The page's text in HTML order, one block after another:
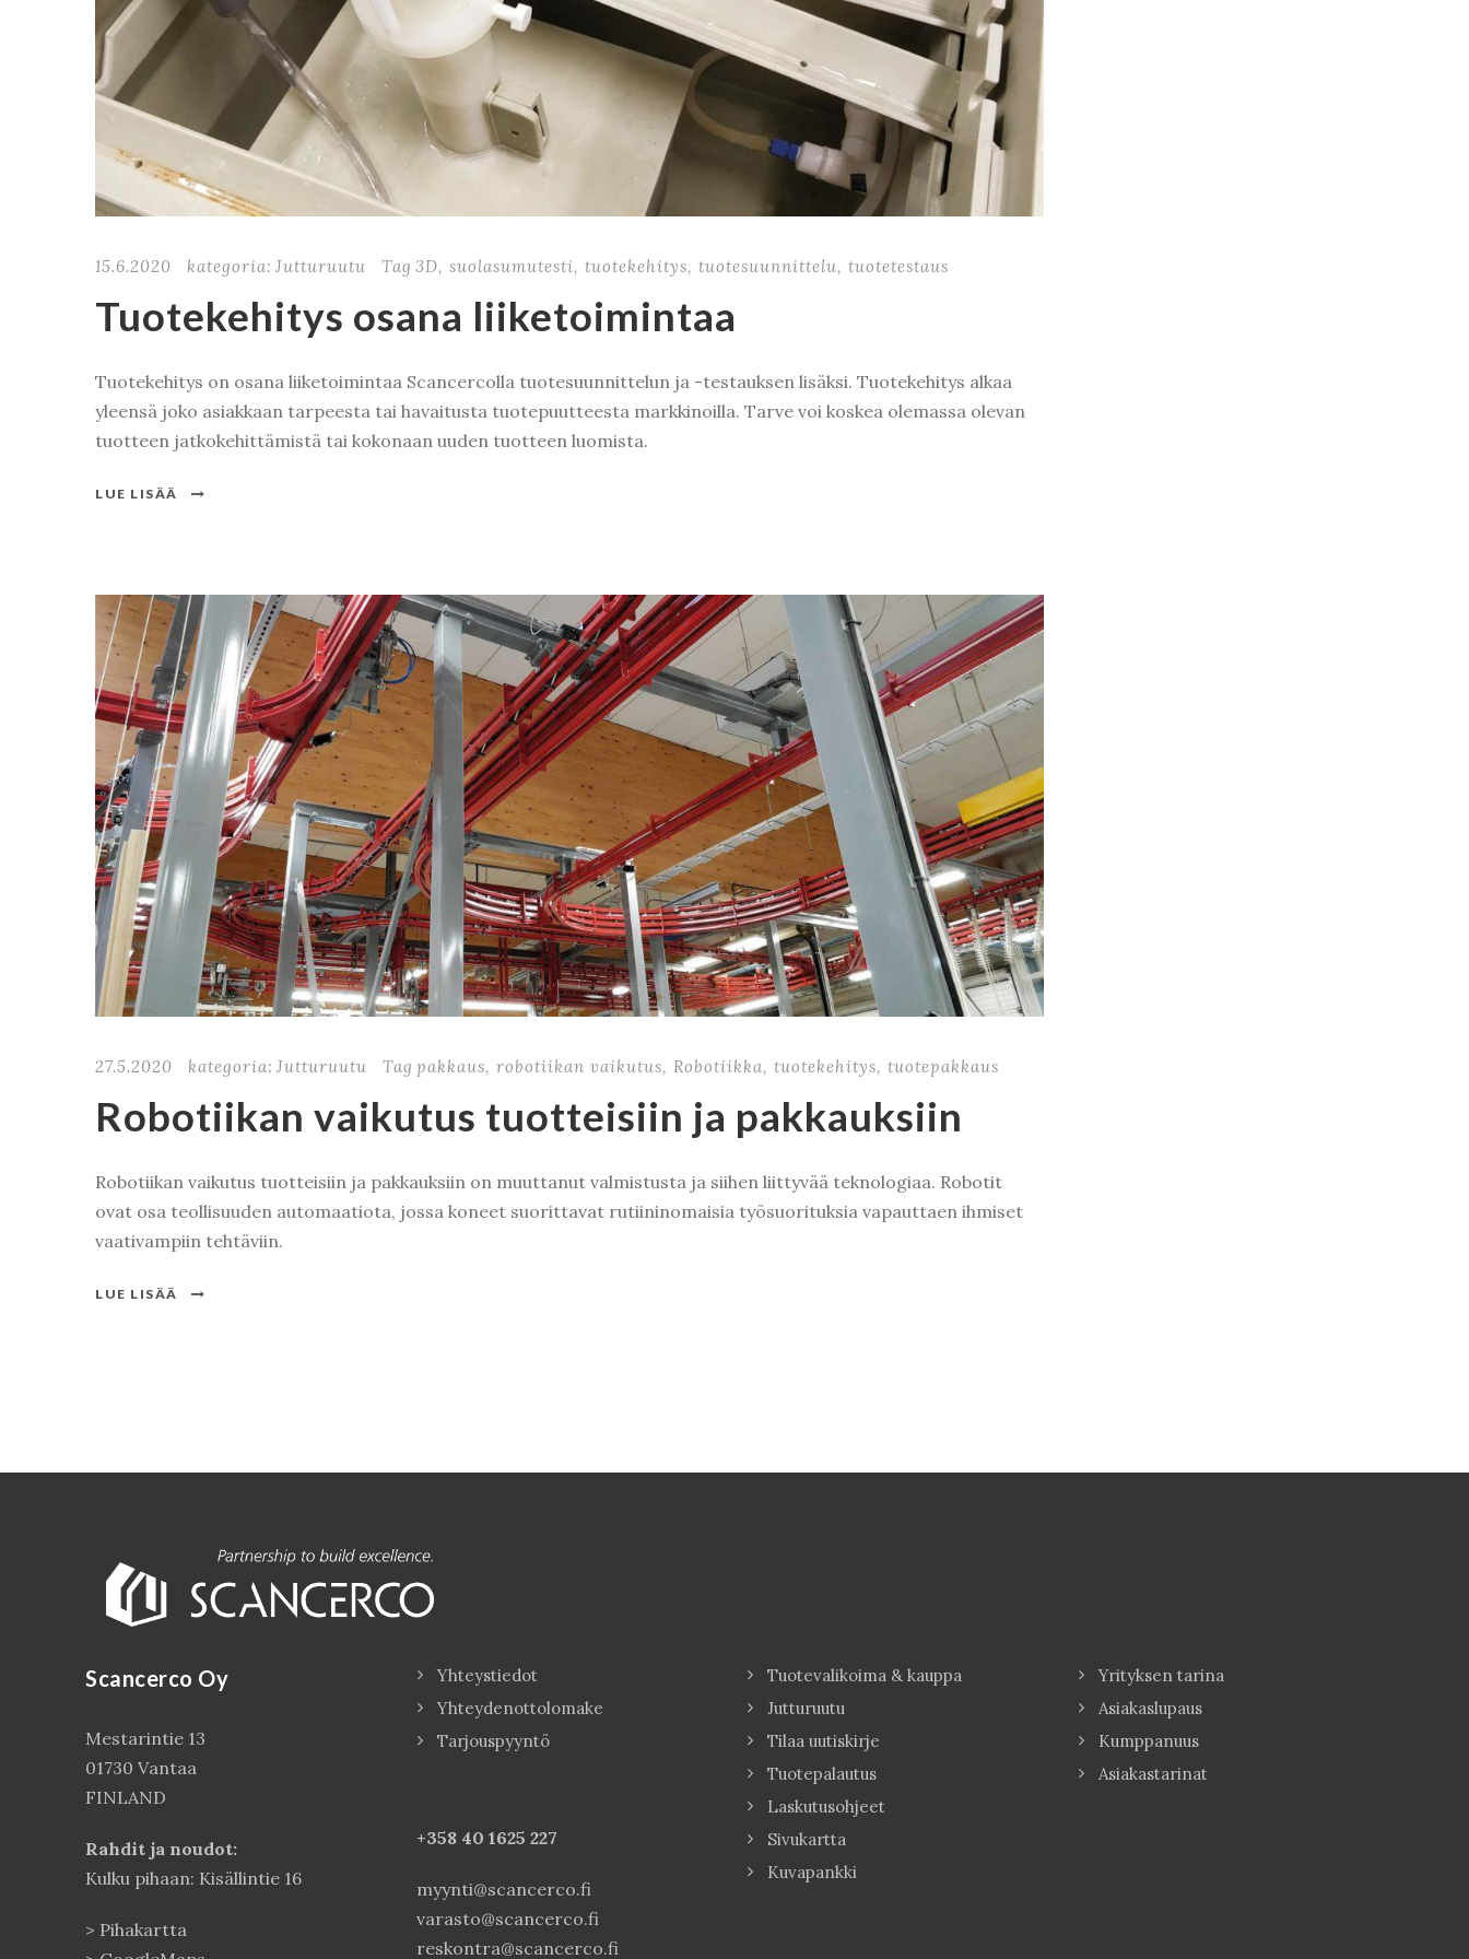
15.6.2020 kategoria: Jutturuutu Tag 3D, suolasumutesti, tuotekehitys, tuotesuunnittelu, tuotetestaus
Tuotekehitys osana liiketoimintaa
Tuotekehitys on osana liiketoimintaa Scancercolla tuotesuunnittelun ja -testauksen lisäksi. Tuotekehitys alkaa
yleensä joko asiakkaan tarpeesta tai havaitusta tuotepuutteesta markkinoilla. Tarve voi koskea olemassa olevan
tuotteen jatkokehittämistä tai kokonaan uuden tuotteen luomista.
LUE LISÄÄ
27.5.2020 kategoria: Jutturuutu Tag pakkaus, robotiikan vaikutus, Robotiikka, tuotekehitys, tuotepakkaus
Robotiikan vaikutus tuotteisiin ja pakkauksiin
Robotiikan vaikutus tuotteisiin ja pakkauksiin on muuttanut valmistusta ja siihen liittyvää teknologiaa. Robotit
ovat osa teollisuuden automaatiota, jossa koneet suorittavat rutiininomaisia työsuorituksia vapauttaen ihmiset
vaativampiin tehtäviin.
LUE LISÄÄ
Scancerco Oy
Mestarintie 13
01730 Vantaa
FINLAND
Rahdit ja noudot:
Kulku pihaan: Kisällintie 16
> Pihakartta
Yhteystiedot
Yhteydenottolomake
Tarjouspyyntö
+358 40 1625 227
myynti@scancerco.fi
varasto@scancerco.fi
reskontra@scancerco.fi
Tuotevalikoima & kauppa
Jutturuutu
Tilaa uutiskirje
Tuotepalautus
Laskutusohjeet
Sivukartta
Kuvapankki
Yrityksen tarina
Asiakaslupaus
Kumppanuus
Asiakastarinat